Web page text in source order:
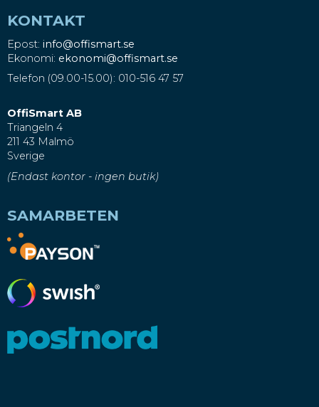
KONTAKT
Epost: info@offismart.se
Ekonomi: ekonomi@offismart.se
Telefon (09.00-15.00): 010-516 47 57
OffiSmart AB
Triangeln 4
211 43 Malmö
Sverige
(Endast kontor - ingen butik)
SAMARBETEN